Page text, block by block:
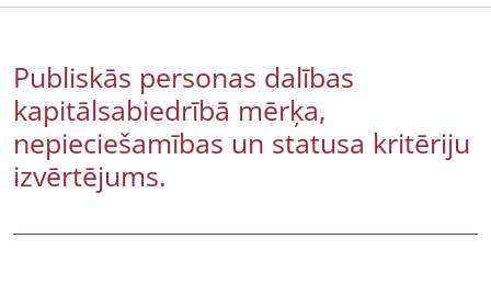
Publiskās personas dalības
kapitālsabiedrībā mērķa,
nepieciešamības un statusa kritēriju
izvērtējums.